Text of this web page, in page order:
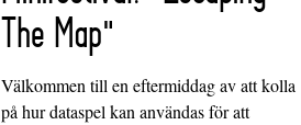
The Map"
Välkommen till en eftermiddag av att kolla
på hur dataspel kan användas för att